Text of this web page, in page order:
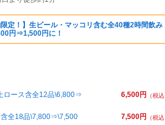
限定！】生ビール・マッコリ含む全40種2時間飲み
円⇒1,500円に！
6,500円
（税込
ロース含全12品\6,800⇒
7,500円
（税込
含全18品\7,800⇒\7,500